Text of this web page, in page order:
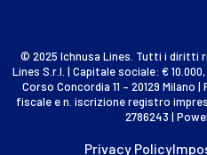
© 2025 Ichnusa Lines. Tutti i diritti
Lines S.r.l. | Capitale sociale: €
Corso Concordia 11 – 20129 Milano
fiscale e n. iscrizione registro
2786243 |
Privacy Policy